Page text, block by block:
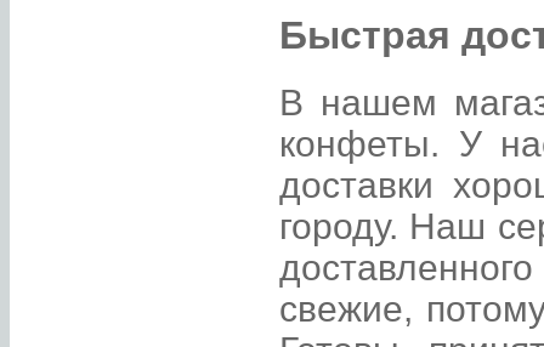
Быстрая
В нашем
конфеты. У
доставки
городу. Наш
свежие,